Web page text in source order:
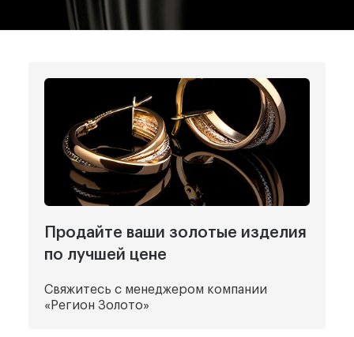
Продайте ваши золотые изделия
по лучшей цене
Свяжитесь с менеджером компании
«Регион Золото»